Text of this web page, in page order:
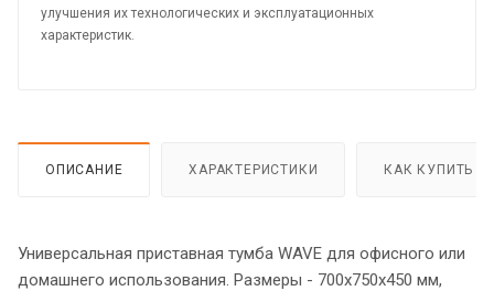
улучшения их технологических и эксплуатационных
характеристик.
ОПИСАНИЕ ХАРАКТЕРИСТИКИ КАК КУПИТЬ
Универсальная приставная тумба WAVE для офисного или
домашнего использования. Размеры - 700х750х450 мм,